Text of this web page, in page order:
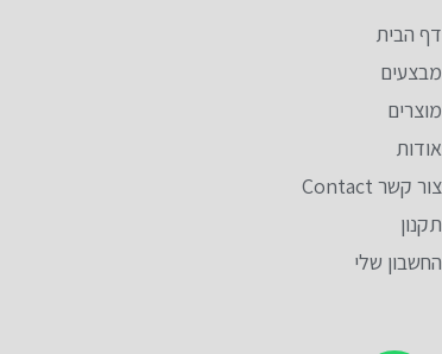
דף הבית
מבצעים
מוצרים
אודות
צור קשר Contact
תקנון
החשבון שלי